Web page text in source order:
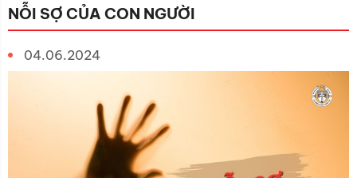
NỖI SỢ CỦA CON NGƯỜI
04.06.2024